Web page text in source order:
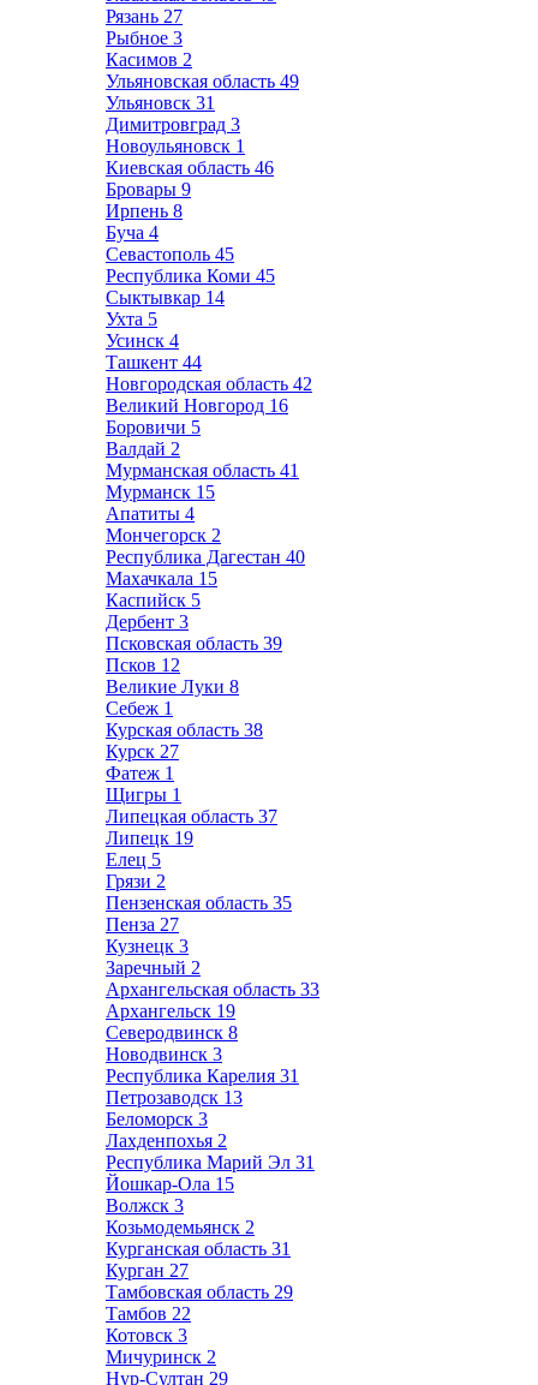
Рязань 27
Рыбное 3
Касимов 2
Ульяновская область 49
Ульяновск 31
Димитровград 3
Новоульяновск 1
Киевская область 46
Бровары 9
Ирпень 8
Буча 4
Севастополь 45
Республика Коми 45
Сыктывкар 14
Ухта 5
Усинск 4
Ташкент 44
Новгородская область 42
Великий Новгород 16
Боровичи 5
Валдай 2
Мурманская область 41
Мурманск 15
Апатиты 4
Мончегорск 2
Республика Дагестан 40
Махачкала 15
Каспийск 5
Дербент 3
Псковская область 39
Псков 12
Великие Луки 8
Себеж 1
Курская область 38
Курск 27
Фатеж 1
Щигры 1
Липецкая область 37
Липецк 19
Елец 5
Грязи 2
Пензенская область 35
Пенза 27
Кузнецк 3
Заречный 2
Архангельская область 33
Архангельск 19
Северодвинск 8
Новодвинск 3
Республика Карелия 31
Петрозаводск 13
Беломорск 3
Лахденпохья 2
Республика Марий Эл 31
Йошкар-Ола 15
Волжск 3
Козьмодемьянск 2
Курганская область 31
Курган 27
Тамбовская область 29
Тамбов 22
Котовск 3
Мичуринск 2
Нур-Султан 29